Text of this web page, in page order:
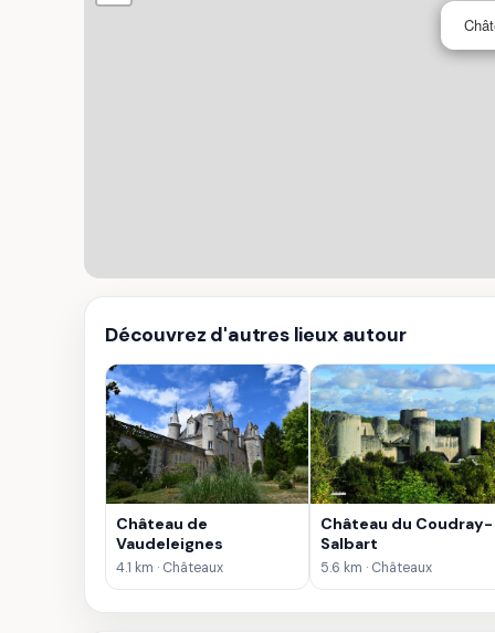
Découvrez d'autres lieux autour
Château de
Vaudeleignes
4.1 km · Châteaux
Château du Coudray-
Salbart
5.6 km · Châteaux